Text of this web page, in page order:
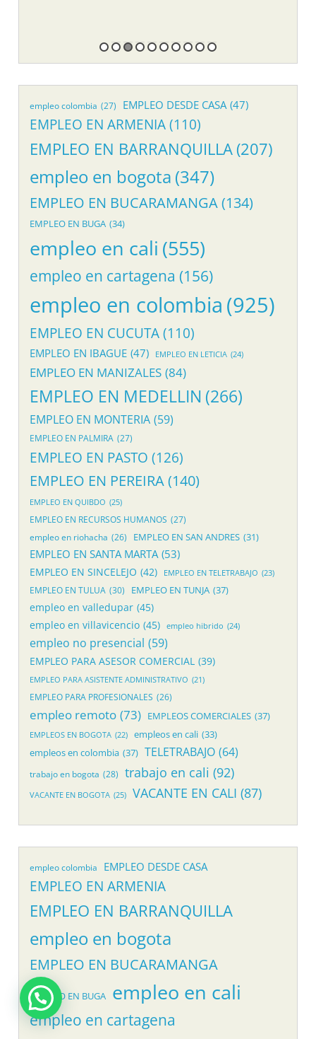
empleo colombia (27) EMPLEO DESDE CASA (47)
EMPLEO EN ARMENIA (110)
EMPLEO EN BARRANQUILLA(207)
empleo en bogota (347)
EMPLEO EN BUCARAMANGA(134)
EMPLEO EN BUGA (34)
empleo en cali (555)
empleo en cartagena (156)
empleo en colombia (925)
EMPLEO EN CUCUTA (110)
EMPLEO EN IBAGUE (47) EMPLEO EN LETICIA (24)
EMPLEO EN MANIZALES (84)
EMPLEO EN MEDELLIN (266)
EMPLEO EN MONTERIA (59)
EMPLEO EN PALMIRA (27)
EMPLEO EN PASTO (126)
EMPLEO EN PEREIRA(140)
EMPLEO EN QUIBDO (25)
EMPLEO EN RECURSOS HUMANOS (27)
empleo en riohacha (26) EMPLEO EN SAN ANDRES (31)
EMPLEO EN SANTA MARTA (53)
EMPLEO EN SINCELEJO (42) EMPLEO EN TELETRABAJO (23)
EMPLEO EN TULUA (30) EMPLEO EN TUNJA (37)
empleo en valledupar (45)
empleo en villavicencio (45) empleo hibrido (24)
empleo no presencial (59)
EMPLEO PARA ASESOR COMERCIAL (39)
EMPLEO PARA ASISTENTE ADMINISTRATIVO (21)
EMPLEO PARA PROFESIONALES (26)
empleo remoto (73) EMPLEOS COMERCIALES (37)
EMPLEOS EN BOGOTA (22) empleos en cali (33)
empleos en colombia (37) TELETRABAJO (64)
trabajo en bogota (28) trabajo en cali (92)
VACANTE EN BOGOTA (25) VACANTE EN CALI (87)
empleo colombia EMPLEO DESDE CASA
EMPLEO EN ARMENIA
EMPLEO EN BARRANQUILLA
empleo en bogota
EMPLEO EN BUCARAMANGA
EMPLEO EN BUGA empleo en cali
empleo en cartagena